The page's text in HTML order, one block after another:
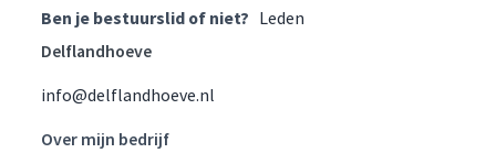
Ben je bestuurslid of niet? Leden
Delflandhoeve
info@delflandhoeve.nl
Over mijn bedrijf